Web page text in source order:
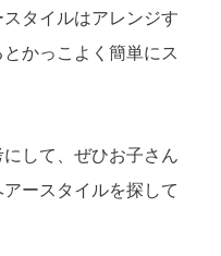
タイルはアレンジす
かっこよく簡単にス
して、ぜひお子さん
ースタイルを探して